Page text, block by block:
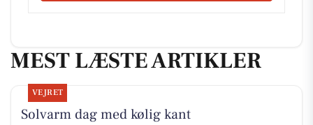
MEST LÆSTE ARTIKLER
VEJRET
Solvarm dag med kølig kant